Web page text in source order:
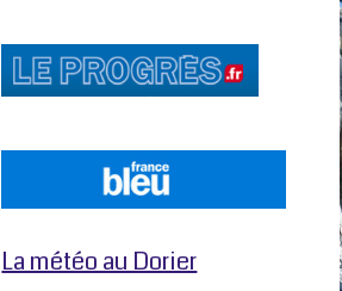
La météo au Dorier